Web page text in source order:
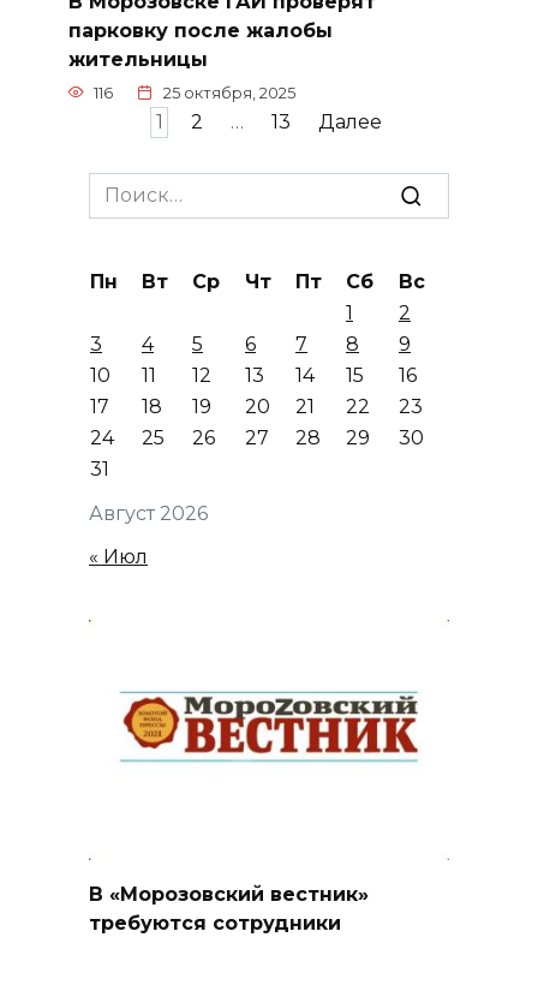
парковку после жалобы
жительницы
116 25 октября, 2025
1 2 … 13 Далее
Search
for:
Август 2026
Пн Вт Ср Чт Пт Сб
Вс
1
2
3
4 5 6 7 8
9
10
11 12 13 14 15
16
17
18 19 20 21 22
23
24
25 26 27 28 29
30
31
« Июл
В «Морозовский вестник»
требуются сотрудники